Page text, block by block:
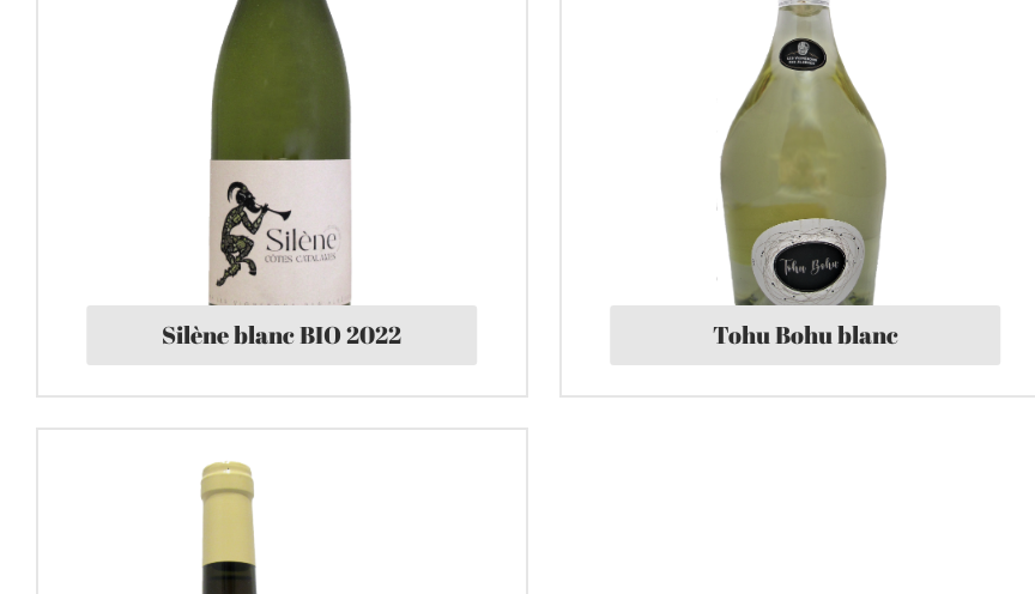
Silène blanc BIO 2022 Tohu Bohu blanc